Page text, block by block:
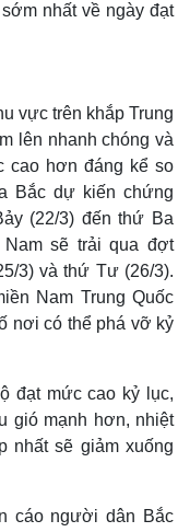
nhất về ngày đạt
vực trên khắp Trung
lên nhanh chóng và
cao hơn đáng kể so
Bắc dự kiến chứng
(22/3) đến thứ Ba
sẽ trải qua đợt
3) và thứ Tư (26/3).
Nam Trung Quốc
nơi có thể phá vỡ kỷ
đạt mức cao kỷ lục,
gió mạnh hơn, nhiệt
nhất sẽ giảm xuống
cáo người dân Bắc